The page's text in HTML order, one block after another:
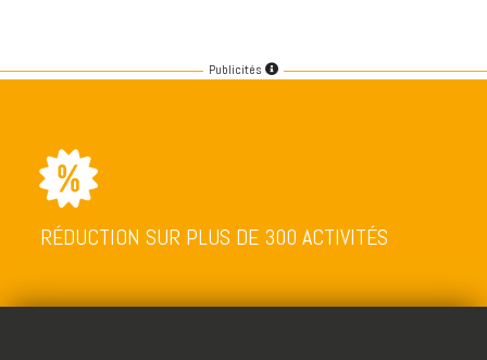
Publicités
RÉDUCTION SUR PLUS DE 300 ACTIVITÉS